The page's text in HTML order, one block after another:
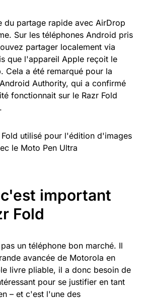
du partage rapide avec AirDrop
Sur les téléphones Android pris
partager localement via
que l'appareil Apple reçoit le
Cela a été remarqué pour la
Authority, qui a confirmé
fonctionnait sur le Razr Fold
important
Fold
pas un téléphone bon marché. Il
avancée de Motorola en
livre pliable, il a donc besoin de
pour se justifier en tant
– et c'est l'une des